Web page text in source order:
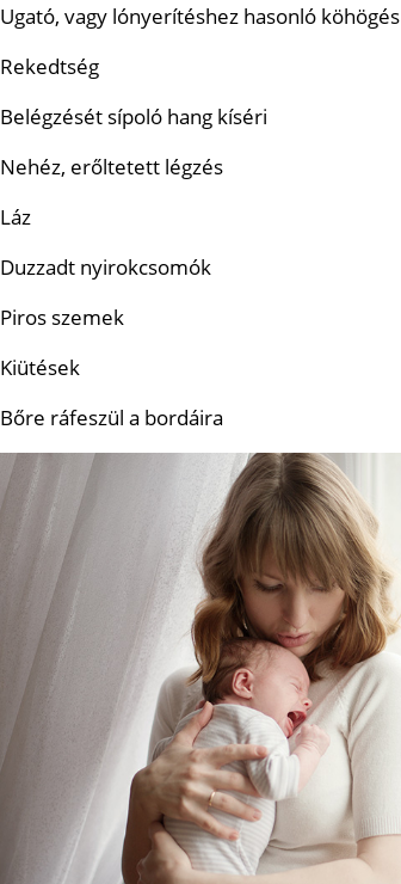
Ugató, vagy lónyerítéshez hasonló köhögés
Rekedtség
Belégzését sípoló hang kíséri
Nehéz, erőltetett légzés
Láz
Duzzadt nyirokcsomók
Piros szemek
Kiütések
Bőre ráfeszül a bordáira